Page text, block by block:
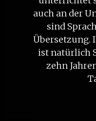
auch an der
sind
Übersetzung.
ist natürlich
zehn